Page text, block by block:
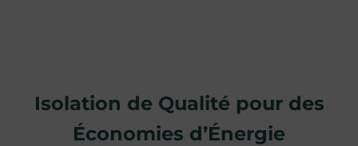
Isolation de Qualité pour des
Économies d’Énergie